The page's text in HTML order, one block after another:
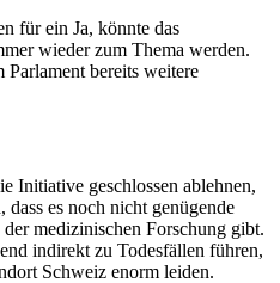
für ein Ja, könnte das
wieder zum Thema werden.
bereits weitere
Initiative geschlossen ablehnen,
es noch nicht genügende
medizinischen Forschung gibt.
indirekt zu Todesfällen führen,
Schweiz enorm leiden.